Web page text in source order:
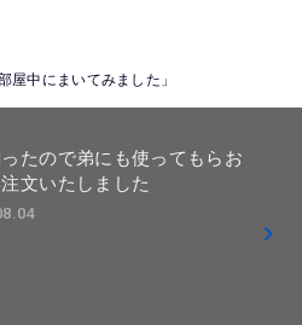
屋中にまいてみました」
ったので弟にも使ってもらお
文いたしました